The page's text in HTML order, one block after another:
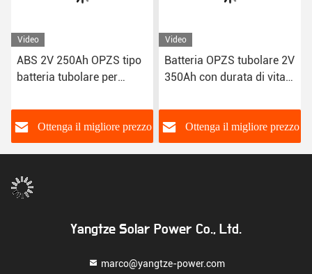
Video
ABS 2V 250Ah OPZS tipo
batteria tubolare per
domestico
Ottenga il migliore prezzo
Video
Batteria OPZS tubolare 2V
350Ah con durata di vita
Ottenga il migliore prezzo
Yangtze Solar Power Co., Ltd.
marco@yangtze-power.com